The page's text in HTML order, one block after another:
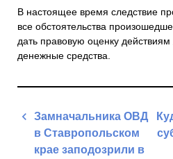
В настоящее время следствие
все обстоятельства
дать правовую оценку
денежные средства.
Навигация
записям
Замначальника ОВД
в Ставропольском
крае заподозрили в